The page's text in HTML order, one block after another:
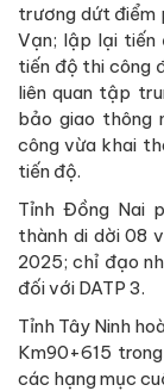
trương dứt điểm
Vạn; lập lại tiến
tiến độ thi công
liên quan tập
bảo giao thông
công vừa khai
tiến độ.
Tỉnh Đồng Nai
thành di dời 08
2025; chỉ đạo
đối với DATP 3.
Tỉnh Tây Ninh
Km90+615
các hạng mục